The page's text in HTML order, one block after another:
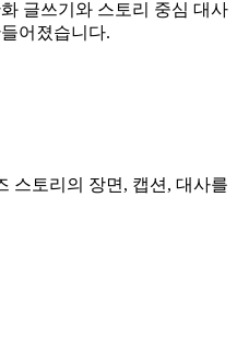
글쓰기와 스토리 중심 대사
어졌습니다.
스토리의 장면, 캡션, 대사를